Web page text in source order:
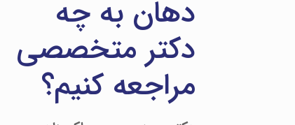
دهان به چه
دکتر متخصصی
مراجعه کنیم؟